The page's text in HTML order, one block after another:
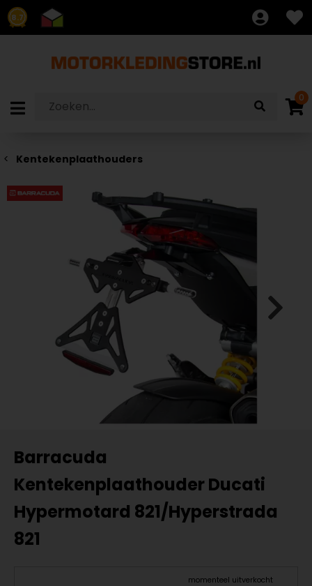
8.7
0
Kentekenplaathouders
Barracuda
Kentekenplaathouder Ducati
Hypermotard 821/Hyperstrada
821
momenteel uitverkocht